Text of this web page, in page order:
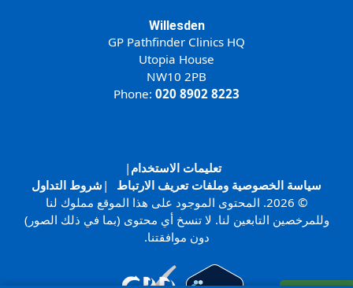
Willesden
GP Pathfinder Clinics HQ
Utopia House
NW10 2PB
Phone: 020 8902 8223
تعليمات الاستخدام |
سياسة الخصوصية وملفات تعريف الارتباط
| شروط التداول
© 2026. المحتوى الموجود على هذا الموقع مملوك لنا
وللمرخصين التابعين لنا. لا تنسخ أي محتوى (بما في ذلك الصور)
دون موافقتنا.